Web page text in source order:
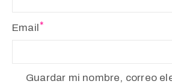
Email
Guardar mi nombre, correo